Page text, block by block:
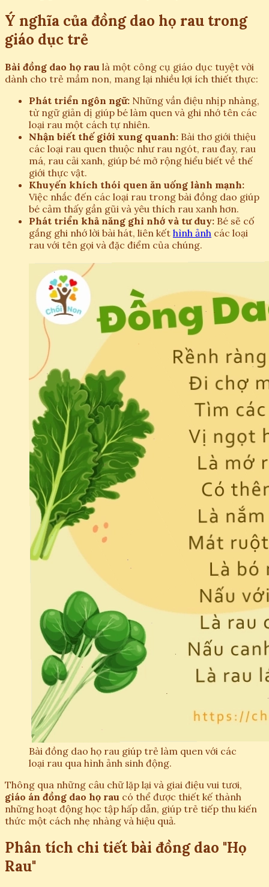
Ý nghĩa của đồng dao họ rau trong
giáo dục trẻ
Bài đồng dao họ rau là một công cụ giáo dục tuyệt vời
dành cho trẻ mầm non, mang lại nhiều lợi ích thiết thực:
Phát triển ngôn ngữ: Những vần điệu nhịp nhàng,
từ ngữ giản dị giúp bé làm quen và ghi nhớ tên các
loại rau một cách tự nhiên.
Nhận biết thế giới xung quanh: Bài thơ giới thiệu
các loại rau quen thuộc như rau ngót, rau đay, rau
má, rau cải xanh, giúp bé mở rộng hiểu biết về thế
giới thực vật.
Khuyến khích thói quen ăn uống lành mạnh:
Việc nhắc đến các loại rau trong bài đồng dao giúp
bé cảm thấy gần gũi và yêu thích rau xanh hơn.
Phát triển khả năng ghi nhớ và tư duy: Bé sẽ cố
gắng ghi nhớ lời bài hát, liên kết hình ảnh các loại
rau với tên gọi và đặc điểm của chúng.
Bài đồng dao họ rau giúp trẻ làm quen với các
loại rau qua hình ảnh sinh động.
Thông qua những câu chữ lặp lại và giai điệu vui tươi,
giáo án đồng dao họ rau có thể được thiết kế thành
những hoạt động học tập hấp dẫn, giúp trẻ tiếp thu kiến
thức một cách nhẹ nhàng và hiệu quả.
Phân tích chi tiết bài đồng dao "Họ
Rau"